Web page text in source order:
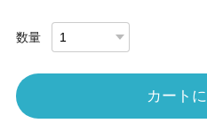
数量
カート